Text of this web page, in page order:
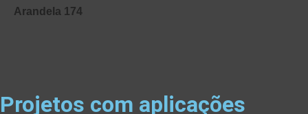
Arandela 174
Projetos com aplicações